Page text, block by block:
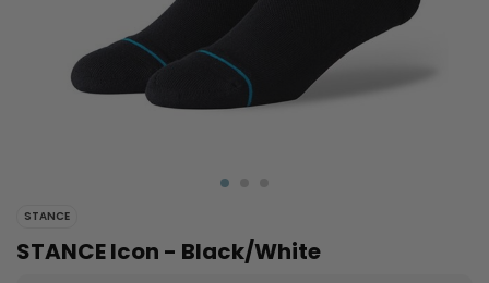
STANCE
STANCE Icon - Black/White